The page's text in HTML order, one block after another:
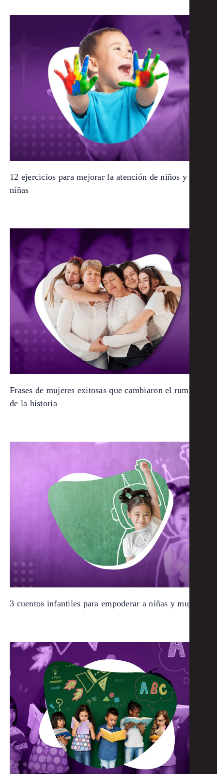
12 ejercicios para mejorar la atención de niños y
niñas
Frases de mujeres exitosas que cambiaron el rumbo
de la historia
3 cuentos infantiles para empoderar a niñas y mujeres